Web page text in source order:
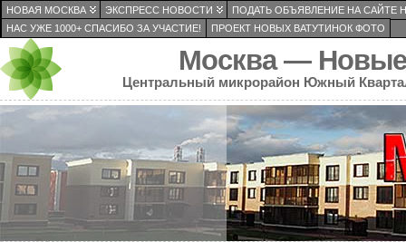
НОВАЯ МОСКВА ЭКСПРЕСС НОВОСТИ
ПОДАТЬ ОБЪЯВЛЕНИЕ НА САЙТЕ
НАС УЖЕ 1000+ СПАСИБО ЗА УЧАСТИЕ!
ПРОЕКТ НОВЫХ ВАТУТИНОК ФОТО
Москва — Новые
Центральный микрорайон Южный